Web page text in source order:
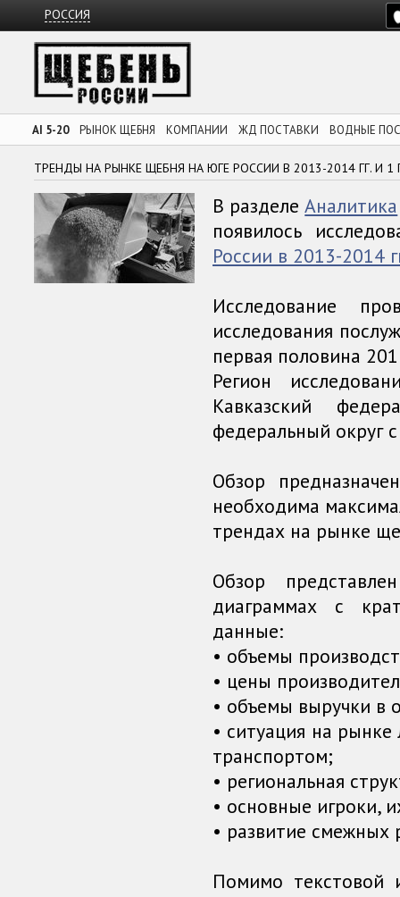
РОССИЯ
AI 5-20 РЫНОК ЩЕБНЯ КОМПАНИИ ЖД ПОСТАВКИ ВОДНЫЕ
ТРЕНДЫ НА РЫНКЕ ЩЕБНЯ НА ЮГЕ РОССИИ В 2013-2014 ГГ. И 1
В разделеАналитика
появилось
России в 2013-2014
Исследование
исследования
первая половина
Регион
Кавказский
федеральный округ
Обзор
необходима
трендах на рынке
Обзор
диаграммах с
данные:
• объемы
• цены
• объемы выручки в
• ситуация на
транспортом;
• региональная
• основные игроки,
• развитие смежных
Помимо текстовой